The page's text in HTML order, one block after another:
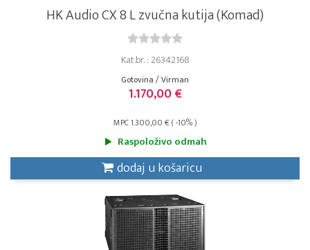
HK Audio CX 8 L zvučna kutija (Komad)
Kat.br. : 26342168
Gotovina / Virman
1.170,00 €
MPC 1.300,00 € ( -10% )
Raspoloživo odmah
dodaj u košaricu